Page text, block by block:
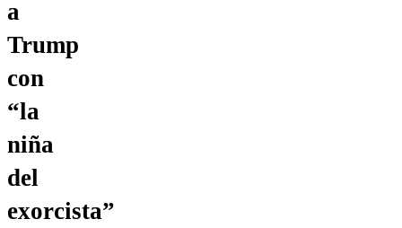
a
Trump
con
“la
niña
del
exorcista”